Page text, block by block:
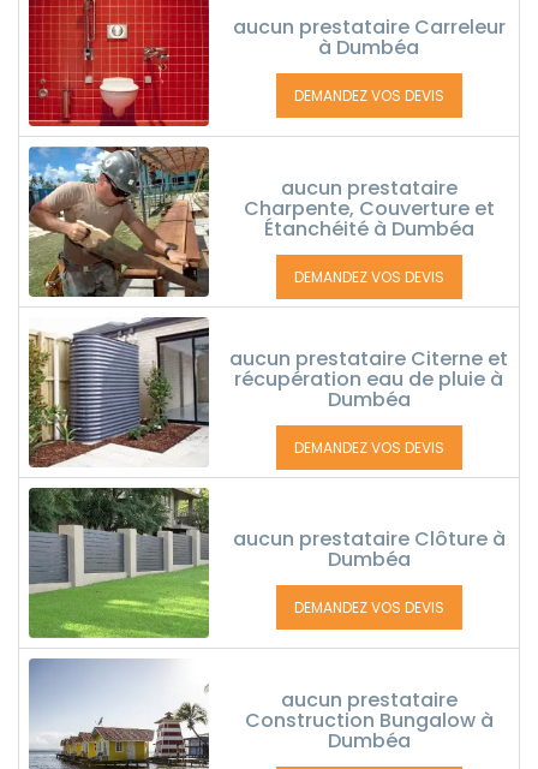
aucun prestataire Carreleur
à Dumbéa
DEMANDEZ VOS DEVIS
aucun prestataire
Charpente, Couverture et
Étanchéité à Dumbéa
DEMANDEZ VOS DEVIS
aucun prestataire Citerne et
récupération eau de pluie à
Dumbéa
DEMANDEZ VOS DEVIS
aucun prestataire Clôture à
Dumbéa
DEMANDEZ VOS DEVIS
aucun prestataire
Construction Bungalow à
Dumbéa